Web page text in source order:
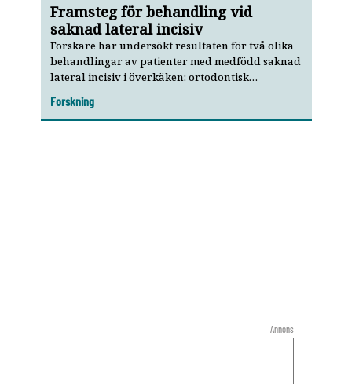
Framsteg för behandling vid
saknad lateral incisiv
Forskare har undersökt resultaten för två olika
behandlingar av patienter med medfödd saknad
lateral incisiv i överkäken: ortodontisk
parametrar förbättrats vid behandling med
implantat är bilden splittrad för luckslutning.
Forskning
Annons